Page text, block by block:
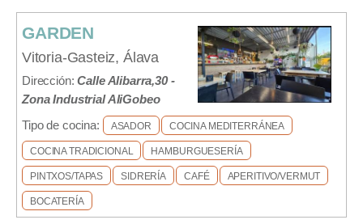
GARDEN
Vitoria-Gasteiz, Álava
Dirección:Calle Alibarra,30 -
Zona Industrial AliGobeo
Tipo de cocina:
ASADOR COCINA MEDITERRÁNEA
COCINA TRADICIONAL HAMBURGUESERÍA
PINTXOS/TAPAS SIDRERÍA CAFÉ APERITIVO/VERMUT
BOCATERÍA